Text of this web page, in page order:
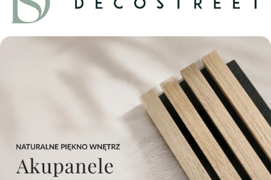
Załóż konto
Wybierz coś dla siebie z naszej aktualnej oferty lub
zaloguj się, aby przywrócić dodane produkty do listy
z poprzedniej sesji.